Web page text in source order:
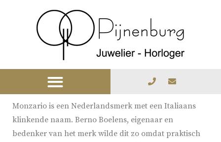
Monzario is een Nederlandsmerk met een Italiaans
klinkende naam. Berno Boelens, eigenaar en
bedenker van het merk wilde dit zo omdat praktisch